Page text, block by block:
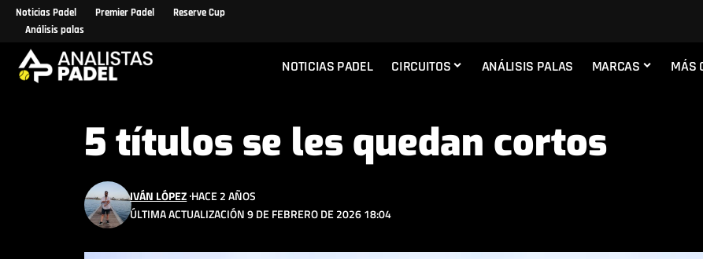
Noticias Padel Premier Padel
Reserve Cup
Análisis palas
NOTICIAS PADEL CIRCUITOS ANÁLISIS PALAS MARCAS MÁS
5 títulos se les quedan cortos
ÚLTIMA ACTUALIZACIÓN 9 DE FEBRERO DE 2026 18:04
IVÁN LÓPEZ HACE 2 AÑOS